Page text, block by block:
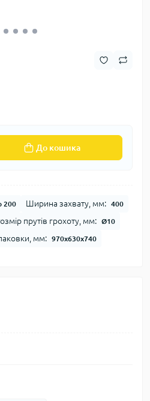
До кошика
200 Ширина захвату, мм: 400
прутів грохоту, мм: Ø10
мм: 970х630х740